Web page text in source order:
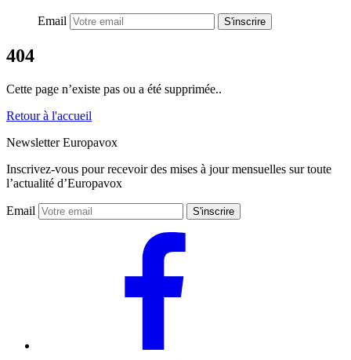
Email S'inscrire
404
Cette page n’existe pas ou a été supprimée..
Retour à l'accueil
Newsletter Europavox
Inscrivez-vous pour recevoir des mises à jour mensuelles sur toute
l’actualité d’Europavox
Email S'inscrire